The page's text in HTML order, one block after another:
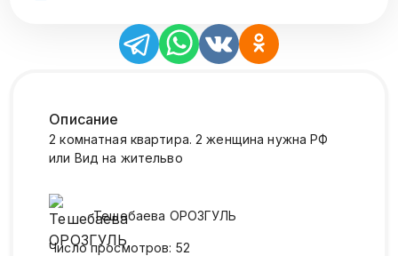
Описание
2 комнатная квартира. 2 женщина нужна РФ
или Вид на жительво
Тешебаева ОРОЗГУЛЬ
Число просмотров: 52